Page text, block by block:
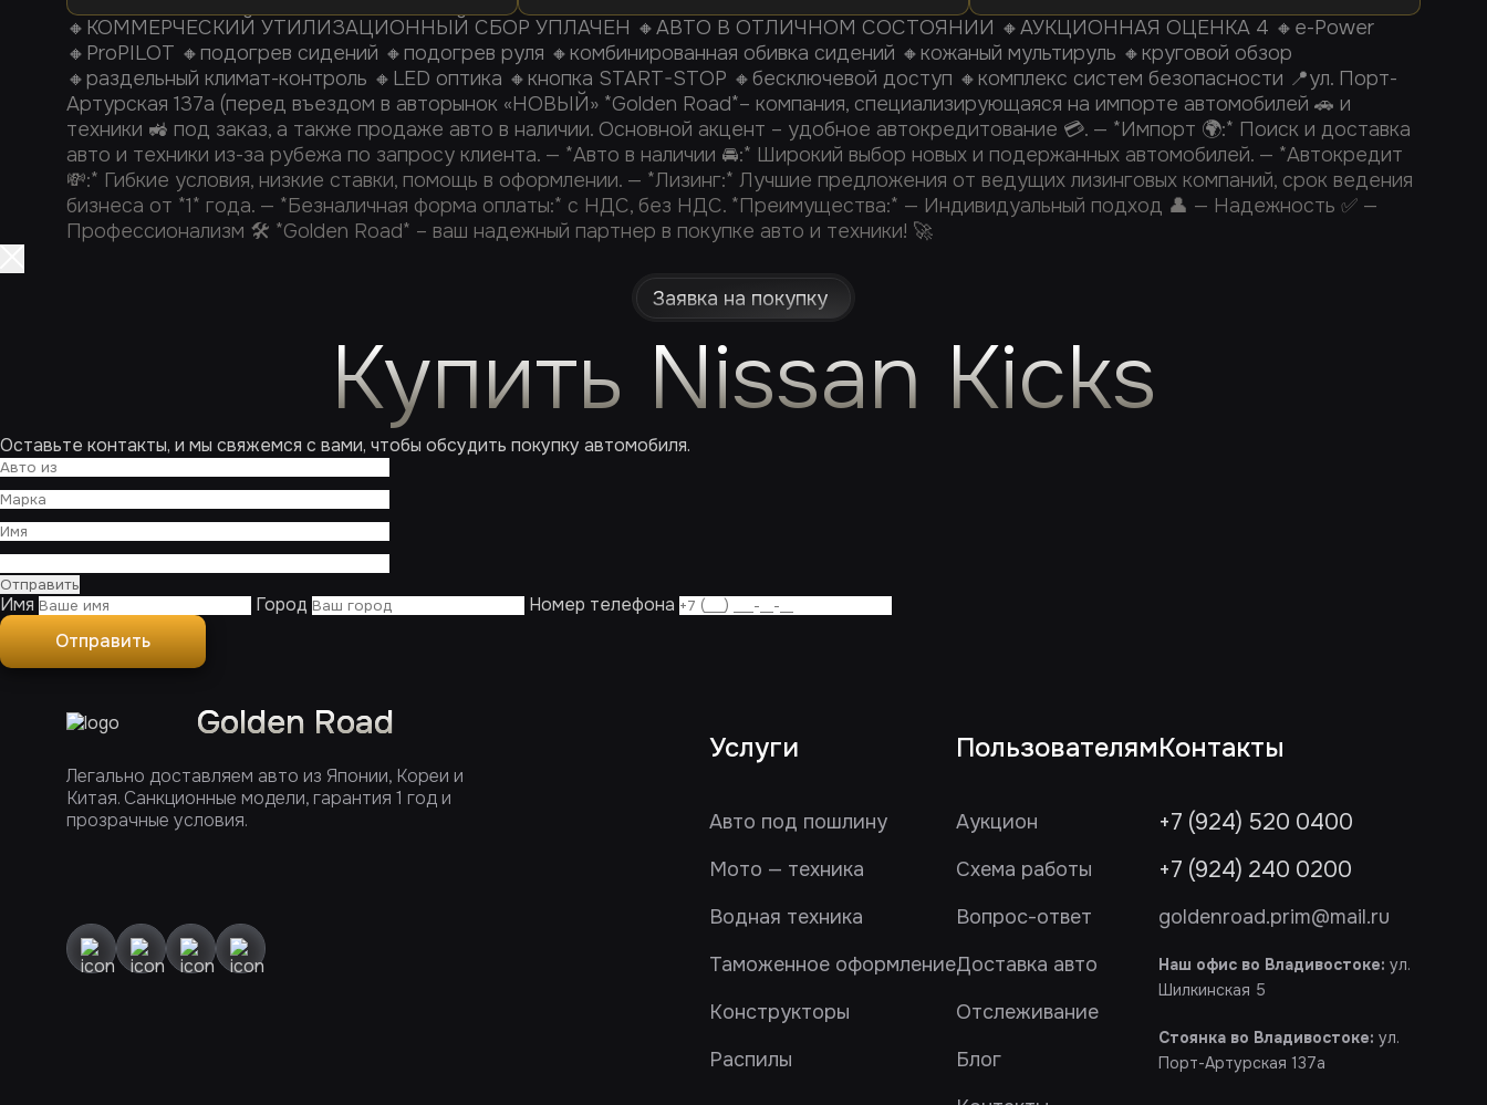
🔸КОММЕРЧЕСКИЙ УТИЛИЗАЦИОННЫЙ СБОР УПЛАЧЕН 🔸АВТО В ОТЛИЧНОМ СОСТОЯНИИ 🔸АУКЦИОННАЯ ОЦЕНКА 4 🔸e-Power
🔸ProPILOT 🔸подогрев сидений 🔸подогрев руля 🔸комбинированная обивка сидений 🔸кожаный мультируль 🔸круговой обзор
🔸раздельный климат-контроль 🔸LED оптика 🔸кнопка START-STOP 🔸бесключевой доступ 🔸комплекс систем безопасности 📍ул. Порт-
Артурская 137а (перед въездом в авторынок «НОВЫЙ» *Golden Road*– компания, специализирующаяся на импорте автомобилей 🚗 и
техники 🚜 под заказ, а также продаже авто в наличии. Основной акцент – удобное автокредитование 💳. — *Импорт 🌍:* Поиск и доставка
авто и техники из-за рубежа по запросу клиента. — *Авто в наличии 🚘:* Широкий выбор новых и подержанных автомобилей. — *Автокредит
💸:* Гибкие условия, низкие ставки, помощь в оформлении. — *Лизинг:* Лучшие предложения от ведущих лизинговых компаний, срок ведения
бизнеса от *1* года. — *Безналичная форма оплаты:* с НДС, без НДС. *Преимущества:* — Индивидуальный подход 👤 — Надежность ✅ —
Профессионализм 🛠️ *Golden Road* – ваш надежный партнер в покупке авто и техники! 🚀
Заявка на покупку
Купить Nissan Kicks
Оставьте контакты, и мы свяжемся с вами, чтобы обсудить покупку автомобиля.
Имя Город
Номер телефона
Отправить
Golden Road
Легально доставляем авто из Японии, Кореи и
Китая. Санкционные модели, гарантия 1 год и
прозрачные условия.
Услуги
Авто под пошлину
Мото — техника
Водная техника
Таможенное оформление
Конструкторы
Распилы
Пользователям
Аукцион
Схема работы
Вопрос-ответ
Доставка авто
Отслеживание
Блог
Контакты
+7 (924) 520 0400
+7 (924) 240 0200
goldenroad.prim@mail.ru
Наш офис во Владивостоке: ул.
Шилкинская 5
Стоянка во Владивостоке: ул.
Порт-Артурская 137а